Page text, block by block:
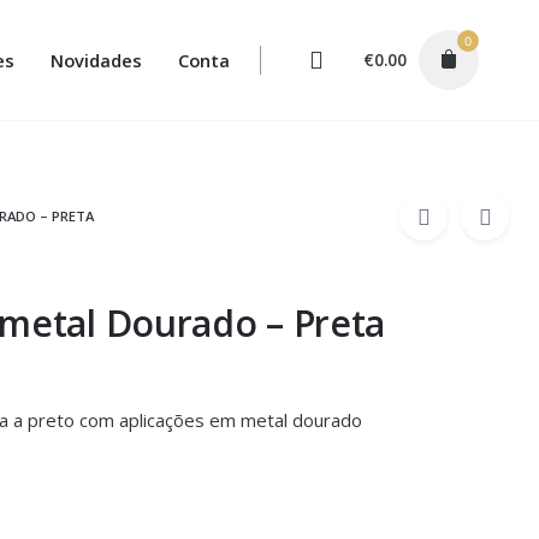
Novidades Conta €0.00
0
– PRETA
Dourado – Preta
a preto com aplicações em metal dourado